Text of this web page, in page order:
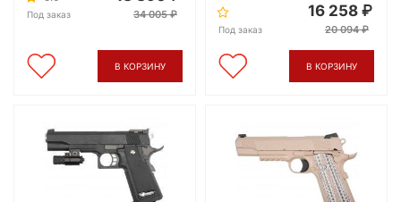
Под заказ 34 005
В КОРЗИНУ
Под заказ
16 258
20 094
В КОРЗИНУ